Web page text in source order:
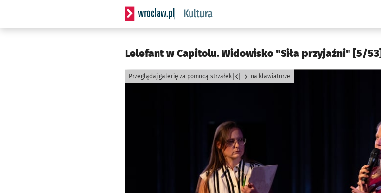
Serwis informacyjny wroclaw.pl podserwis: Kultura
Lelefant w Capitolu. Widowisko "Siła przyjaźni" [5/53]
Przeglądaj galerię za pomocą strzałek na klawiaturze